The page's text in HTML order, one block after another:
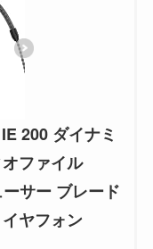
200 ダイナミ
ファイル
サー ブレード
ヤフォン